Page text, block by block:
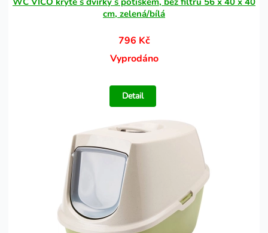
cm, zelená/bílá
796 Kč
Vyprodáno
Detail